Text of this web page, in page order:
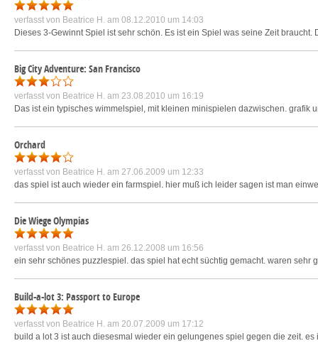
verfasst von Beatrice H. am 08.12.2010 um 14:03
Dieses 3-Gewinnt Spiel ist sehr schön. Es ist ein Spiel was seine Zeit
Big City Adventure: San Francisco
verfasst von Beatrice H. am 23.08.2010 um 16:19
Das ist ein typisches wimmelspiel, mit kleinen minispielen dazwischen.
Orchard
verfasst von Beatrice H. am 27.06.2009 um 12:33
das spiel ist auch wieder ein farmspiel. hier muß ich leider sagen ist man
Die Wiege Olympias
verfasst von Beatrice H. am 26.12.2008 um 16:56
ein sehr schönes puzzlespiel. das spiel hat echt süchtig gemacht. waren
Build-a-lot 3: Passport to Europe
verfasst von Beatrice H. am 20.07.2009 um 17:12
build a lot 3 ist auch diesesmal wieder ein gelungenes spiel gegen die zeit.